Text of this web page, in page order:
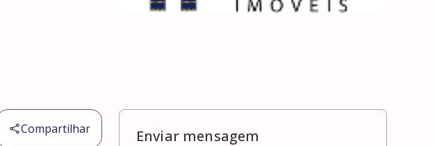
Compartilhar Enviar mensagem